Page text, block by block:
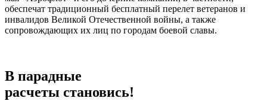
обеспечат традиционный бесплатный перелет ветеранов и
инвалидов Великой Отечественной войны, а также
сопровождающих их лиц по городам боевой славы.
В парадные
расчеты становись!